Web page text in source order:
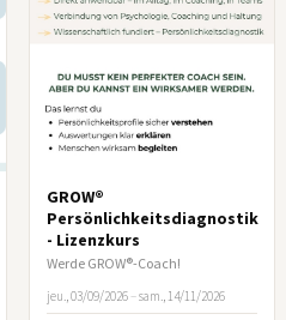
GROW®
Persönlichkeitsdiagnostik
- Lizenzkurs
Werde GROW®-Coach!
jeu., 03/09/2026 –sam., 14/11/2026